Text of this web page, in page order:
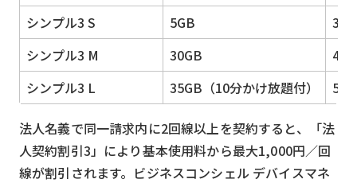
シンプル3 S
5GB
シンプル3 M
30GB
シンプル3 L
35GB（10分かけ放題付）
法人名義で同一請求内に2回線以上を契約すると、「法
人契約割引3」により基本使用料から最大1,000円／回
線が割引されます。ビジネスコンシェル デバイスマネ